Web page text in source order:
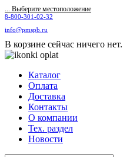
... Выберите местоположение
8-800-301-02-32
info@pmspb.ru
В корзине сейчас ничего нет.
Каталог
Оплата
Доставка
Контакты
О компании
Тех. раздел
Новости